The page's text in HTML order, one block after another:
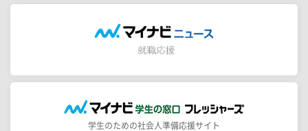
学生のための社会人準備応援サイト